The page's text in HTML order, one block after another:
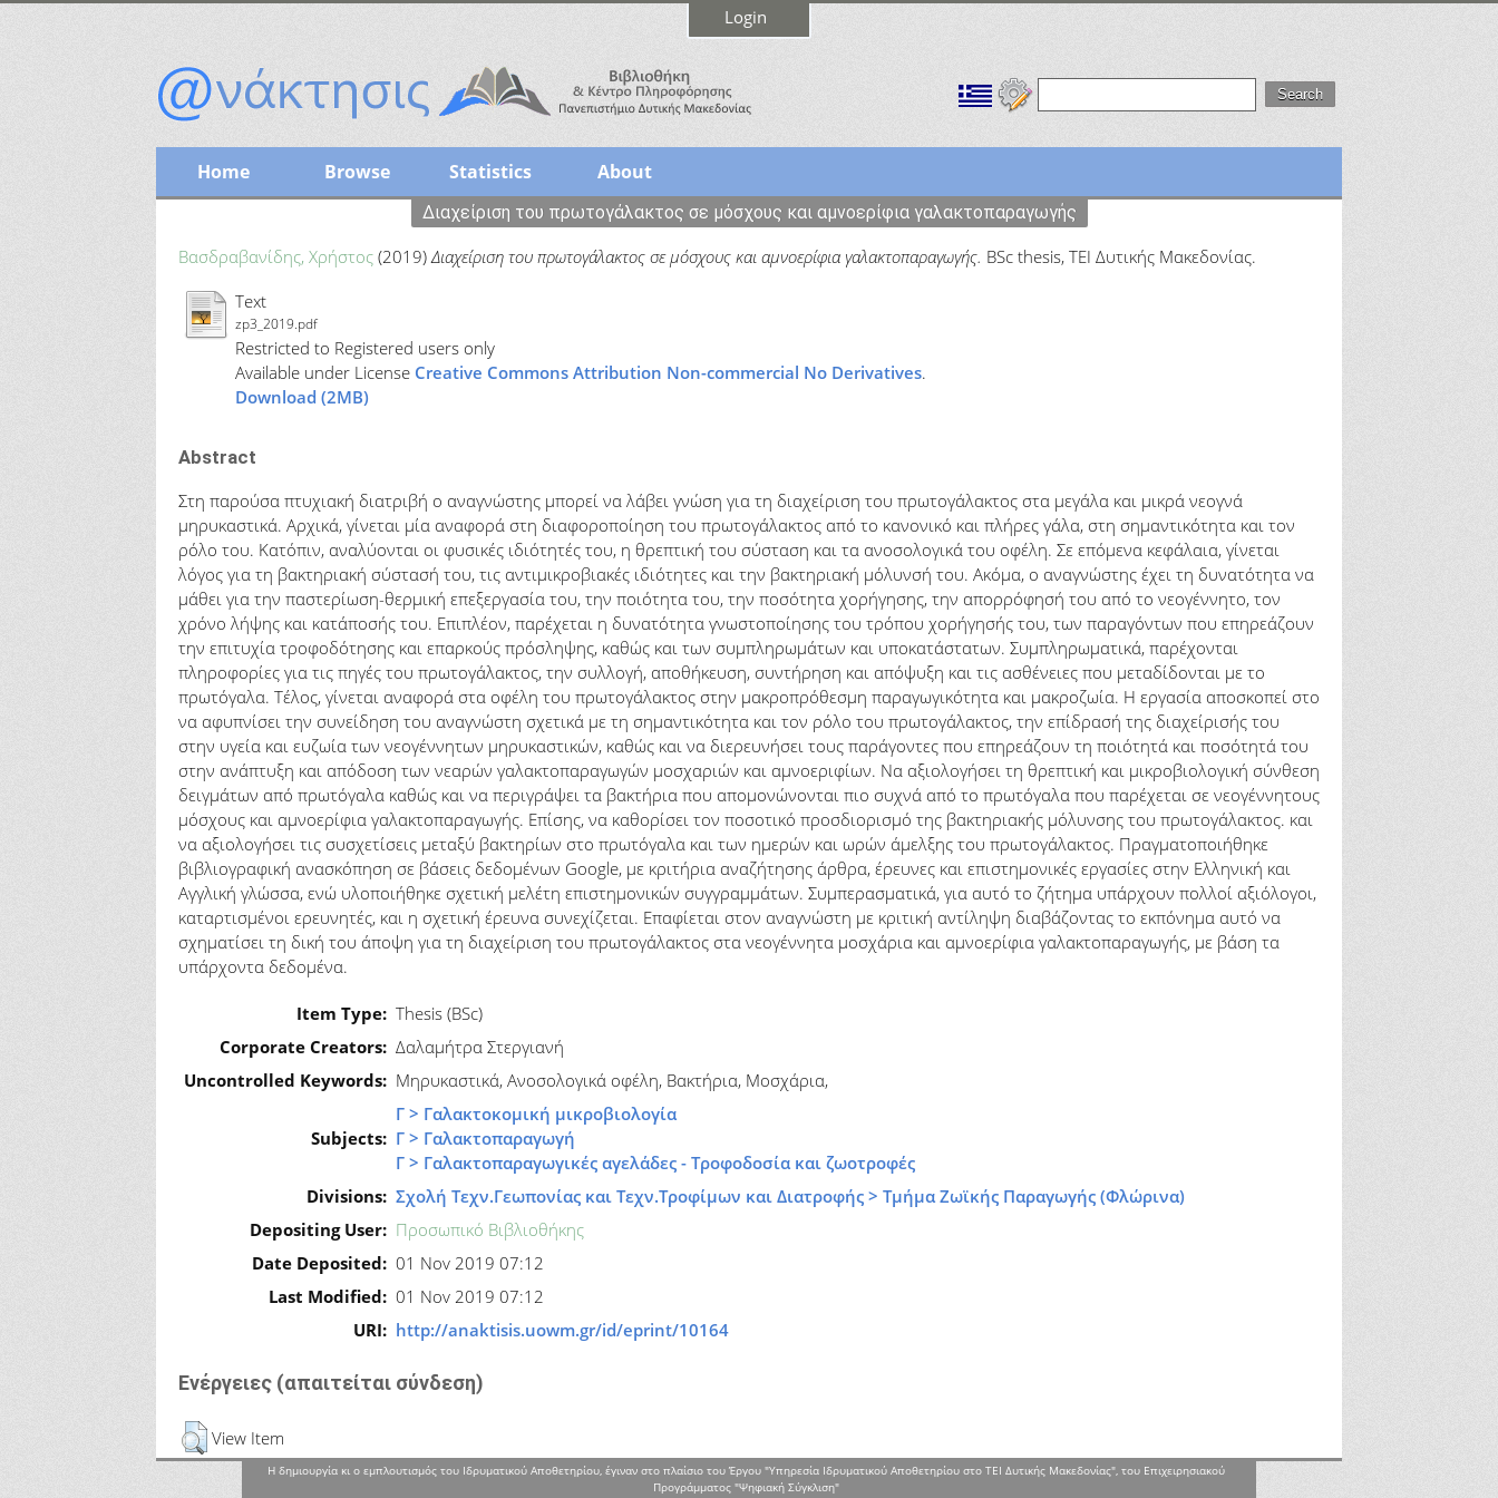
Login
Home Browse Statistics About
Διαχείριση του πρωτογάλακτος σε μόσχους και αμνοερίφια γαλακτοπαραγωγής
Βασδραβανίδης, Χρήστος (2019)Διαχείριση του πρωτογάλακτος σε μόσχους και αμνοερίφια γαλακτοπαραγωγής. BSc thesis, ΤΕΙ Δυτικής Μακεδονίας.
Text
zp3_2019.pdf
Restricted to Registered users only
Available under License Creative Commons Attribution Non-commercial No Derivatives.
Download (2MB)
Abstract
Στη παρούσα πτυχιακή διατριβή ο αναγνώστης μπορεί να λάβει γνώση για τη διαχείριση του πρωτογάλακτος στα μεγάλα και μικρά νεογνά
μηρυκαστικά. Αρχικά, γίνεται μία αναφορά στη διαφοροποίηση του πρωτογάλακτος από το κανονικό και πλήρες γάλα, στη σημαντικότητα και τον
ρόλο του. Κατόπιν, αναλύονται οι φυσικές ιδιότητές του, η θρεπτική του σύσταση και τα ανοσολογικά του οφέλη. Σε επόμενα κεφάλαια, γίνεται
λόγος για τη βακτηριακή σύστασή του, τις αντιμικροβιακές ιδιότητες και την βακτηριακή μόλυνσή του. Ακόμα, ο αναγνώστης έχει τη δυνατότητα να
μάθει για την παστερίωση-θερμική επεξεργασία του, την ποιότητα του, την ποσότητα χορήγησης, την απορρόφησή του από το νεογέννητο, τον
χρόνο λήψης και κατάποσής του. Επιπλέον, παρέχεται η δυνατότητα γνωστοποίησης του τρόπου χορήγησής του, των παραγόντων που επηρεάζουν
την επιτυχία τροφοδότησης και επαρκούς πρόσληψης, καθώς και των συμπληρωμάτων και υποκατάστατων. Συμπληρωματικά, παρέχονται
πληροφορίες για τις πηγές του πρωτογάλακτος, την συλλογή, αποθήκευση, συντήρηση και απόψυξη και τις ασθένειες που μεταδίδονται με το
πρωτόγαλα. Τέλος, γίνεται αναφορά στα οφέλη του πρωτογάλακτος στην μακροπρόθεσμη παραγωγικότητα και μακροζωία. Η εργασία αποσκοπεί στο
να αφυπνίσει την συνείδηση του αναγνώστη σχετικά με τη σημαντικότητα και τον ρόλο του πρωτογάλακτος, την επίδρασή της διαχείρισής του
στην υγεία και ευζωία των νεογέννητων μηρυκαστικών, καθώς και να διερευνήσει τους παράγοντες που επηρεάζουν τη ποιότητά και ποσότητά του
στην ανάπτυξη και απόδοση των νεαρών γαλακτοπαραγωγών μοσχαριών και αμνοεριφίων. Να αξιολογήσει τη θρεπτική και μικροβιολογική σύνθεση
δειγμάτων από πρωτόγαλα καθώς και να περιγράψει τα βακτήρια που απομονώνονται πιο συχνά από το πρωτόγαλα που παρέχεται σε νεογέννητους
μόσχους και αμνοερίφια γαλακτοπαραγωγής. Επίσης, να καθορίσει τον ποσοτικό προσδιορισμό της βακτηριακής μόλυνσης του πρωτογάλακτος. και
να αξιολογήσει τις συσχετίσεις μεταξύ βακτηρίων στο πρωτόγαλα και των ημερών και ωρών άμελξης του πρωτογάλακτος. Πραγματοποιήθηκε
βιβλιογραφική ανασκόπηση σε βάσεις δεδομένων Google, με κριτήρια αναζήτησης άρθρα, έρευνες και επιστημονικές εργασίες στην Ελληνική και
Αγγλική γλώσσα, ενώ υλοποιήθηκε σχετική μελέτη επιστημονικών συγγραμμάτων. Συμπερασματικά, για αυτό το ζήτημα υπάρχουν πολλοί αξιόλογοι,
καταρτισμένοι ερευνητές, και η σχετική έρευνα συνεχίζεται. Επαφίεται στον αναγνώστη με κριτική αντίληψη διαβάζοντας το εκπόνημα αυτό να
σχηματίσει τη δική του άποψη για τη διαχείριση του πρωτογάλακτος στα νεογέννητα μοσχάρια και αμνοερίφια γαλακτοπαραγωγής, με βάση τα
υπάρχοντα δεδομένα.
Item Type: Thesis (BSc)
Corporate Creators: Δαλαμήτρα Στεργιανή
Uncontrolled Keywords: Μηρυκαστικά, Ανοσολογικά οφέλη, Βακτήρια, Μοσχάρια,
Subjects:
Γ > Γαλακτοκομική μικροβιολογία
Γ > Γαλακτοπαραγωγή
Γ > Γαλακτοπαραγωγικές αγελάδες - Τροφοδοσία και ζωοτροφές
Divisions: Σχολή Τεχν.Γεωπονίας και Τεχν.Τροφίμων και Διατροφής > Τμήμα Ζωϊκής Παραγωγής (Φλώρινα)
Depositing User: Προσωπικό Βιβλιοθήκης
Date Deposited: 01 Nov 2019 07:12
Last Modified: 01 Nov 2019 07:12
URI: http://anaktisis.uowm.gr/id/eprint/10164
Ενέργειες (απαιτείται σύνδεση)
View Item
Η δημιουργία κι ο εμπλουτισμός του Ιδρυματικού Αποθετηρίου, έγιναν στο πλαίσιο του Έργου "Υπηρεσία Ιδρυματικού Αποθετηρίου στο ΤΕΙ Δυτικής Μακεδονίας", του Επιχειρησιακού
Προγράμματος "Ψηφιακή Σύγκλιση"